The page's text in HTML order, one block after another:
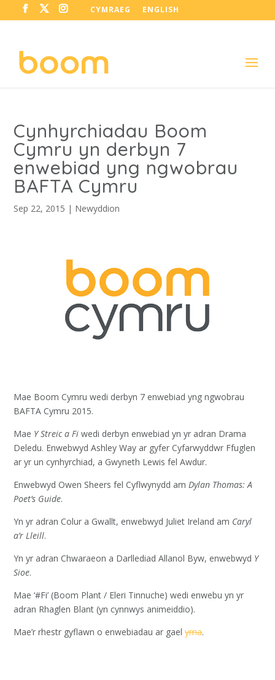
CYMRAEG ENGLISH
Cynhyrchiadau Boom
Cymru yn derbyn 7
enwebiad yng ngwobrau
BAFTA Cymru
Sep 22, 2015 | Newyddion
Mae Boom Cymru wedi derbyn 7 enwebiad yng ngwobrau
BAFTA Cymru 2015.
Mae Y Streic a Fi wedi derbyn enwebiad yn yr adran Drama
Deledu. Enwebwyd Ashley Way ar gyfer Cyfarwyddwr Ffuglen
ar yr un cynhyrchiad, a Gwyneth Lewis fel Awdur.
Enwebwyd Owen Sheers fel Cyflwynydd am Dylan Thomas: A
Poet’s Guide.
Yn yr adran Colur a Gwallt, enwebwyd Juliet Ireland am Caryl
a’r Lleill.
Yn yr adran Chwaraeon a Darllediad Allanol Byw, enwebwyd Y
Sioe.
Mae ‘#Fi’ (Boom Plant / Eleri Tinnuche) wedi enwebu yn yr
adran Rhaglen Blant (yn cynnwys animeiddio).
Mae’r rhestr gyflawn o enwebiadau ar gaelyma.